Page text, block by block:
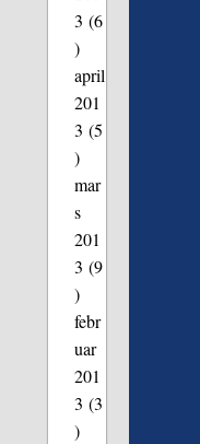
3 (6
)
april
201
3 (5
)
mar
s
201
3 (9
)
febr
uar
201
3 (3
)